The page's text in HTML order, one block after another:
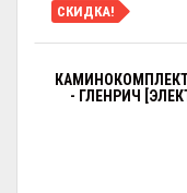
СКИДКА!
- ГЛЕНРИЧ